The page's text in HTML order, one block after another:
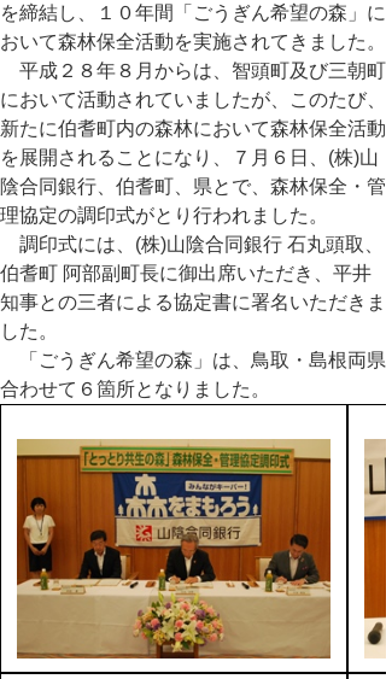
を締結し、１０年間「ごうぎん希望の森」に
おいて森林保全活動を実施されてきました。
平成２８年８月からは、智頭町及び三朝町
において活動されていましたが、このたび、
新たに伯耆町内の森林において森林保全活動
を展開されることになり、７月６日、(株)山
陰合同銀行、伯耆町、県とで、森林保全・管
理協定の調印式がとり行われました。
調印式には、(株)山陰合同銀行 石丸頭取、
伯耆町 阿部副町長に御出席いただき、平井
知事との三者による協定書に署名いただきま
した。
「ごうぎん希望の森」は、 鳥取・島根両県
合わせて６箇所となりました。